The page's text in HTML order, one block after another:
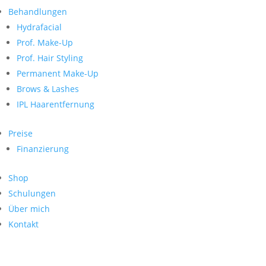
Behandlungen
Hydrafacial
Prof. Make-Up
Prof. Hair Styling
Permanent Make-Up
Brows & Lashes
IPL Haarentfernung
Preise
Finanzierung
Shop
Schulungen
Über mich
Kontakt
nach:
Neueste Kommentare
Archiv
Kategorien
Keine Kategorien
Meta
Anmelden
Feed der Einträge
WordPress.org
Search
nach:
Archive
Kontakt
Impressum
Datenschutz